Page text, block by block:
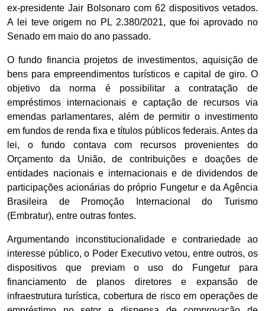
ex-presidente Jair Bolsonaro com 62 dispositivos vetados.
A lei teve origem no PL 2.380/2021, que foi aprovado no
Senado em maio do ano passado.
O fundo financia projetos de investimentos, aquisição de
bens para empreendimentos turísticos e capital de giro. O
objetivo da norma é possibilitar a contratação de
empréstimos internacionais e captação de recursos via
emendas parlamentares, além de permitir o investimento
em fundos de renda fixa e títulos públicos federais. Antes da
lei, o fundo contava com recursos provenientes do
Orçamento da União, de contribuições e doações de
entidades nacionais e internacionais e de dividendos de
participações acionárias do próprio Fungetur e da Agência
Brasileira de Promoção Internacional do Turismo
(Embratur), entre outras fontes.
Argumentando inconstitucionalidade e contrariedade ao
interesse público, o Poder Executivo vetou, entre outros, os
dispositivos que previam o uso do Fungetur para
financiamento de planos diretores e expansão de
infraestrutura turística, cobertura de risco em operações de